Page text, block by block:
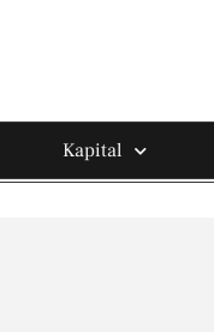
Kapital